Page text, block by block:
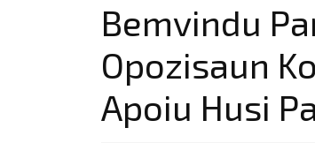
Bemvindu
Opozisaun
Apoiu Husi